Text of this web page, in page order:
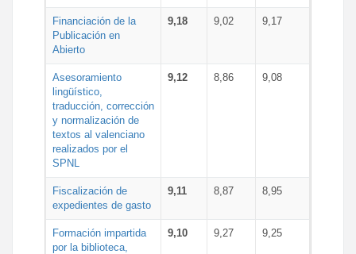
Financiación de la
Publicación en
Abierto
9,18 9,02 9,17
Asesoramiento
lingüístico,
traducción, corrección
y normalización de
textos al valenciano
realizados por el
SPNL
9,12 8,86 9,08
Fiscalización de
expedientes de gasto
9,11 8,87 8,95
Formación impartida
por la biblioteca,
9,10 9,27 9,25